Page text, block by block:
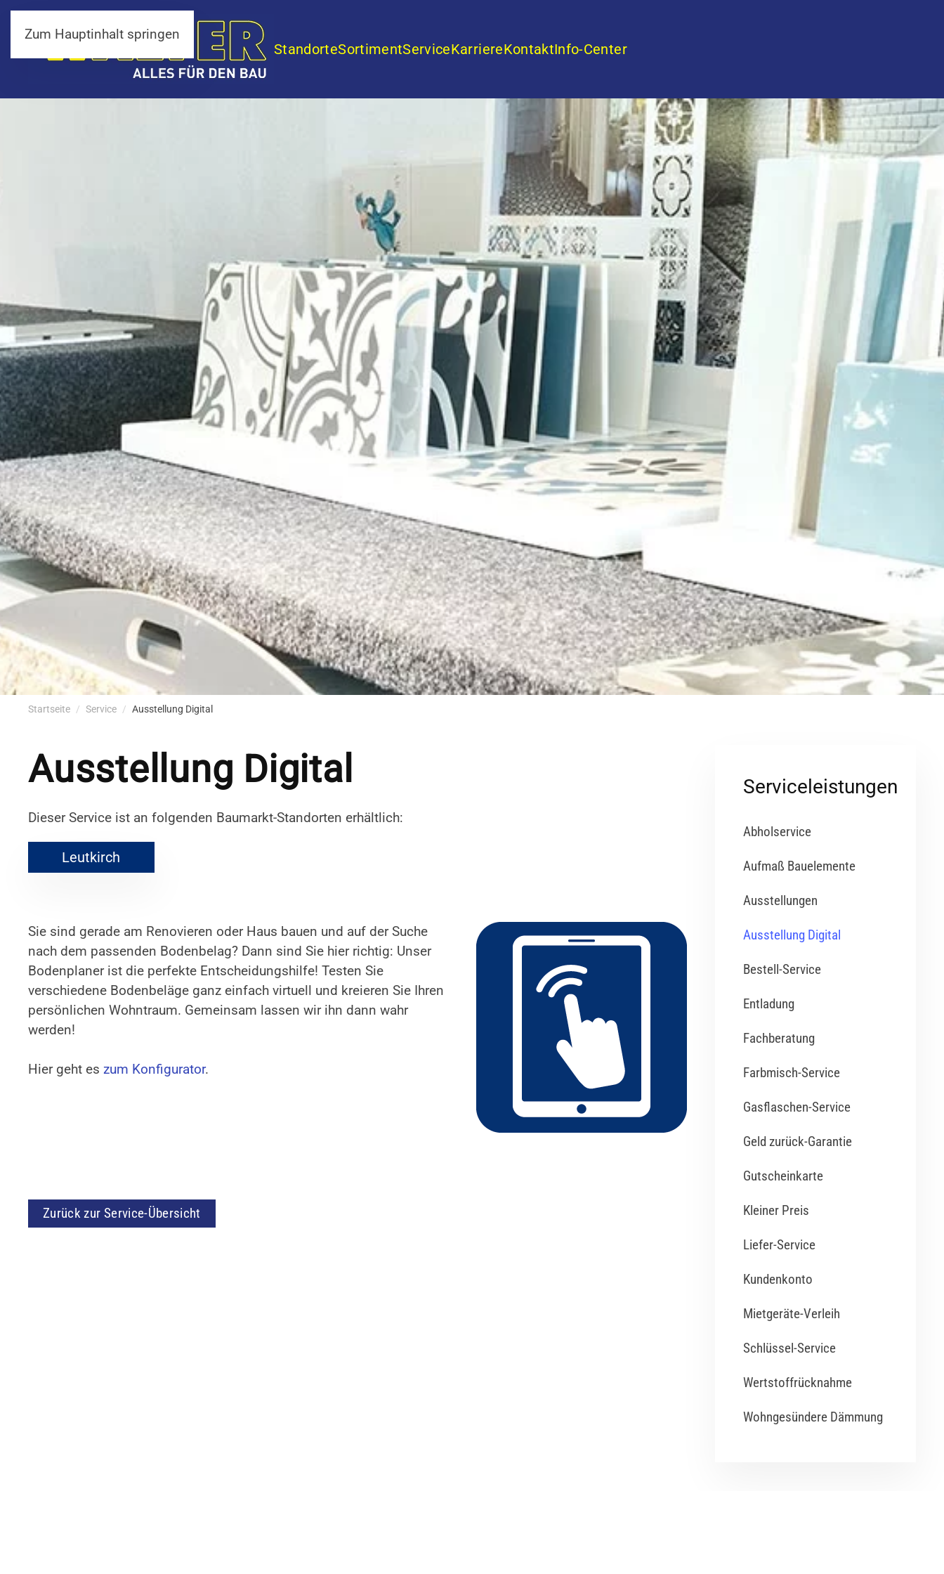
Zum Hauptinhalt springen
StandorteSortimentServiceKarriereKontaktInfo-Center
Startseite Service Ausstellung Digital
Ausstellung Digital
Dieser Service ist an folgenden Baumarkt-Standorten erhältlich:
Leutkirch
Sie sind gerade am Renovieren oder Haus bauen und auf der Suche
nach dem passenden Bodenbelag? Dann sind Sie hier richtig: Unser
Bodenplaner ist die perfekte Entscheidungshilfe! Testen Sie
verschiedene Bodenbeläge ganz einfach virtuell und kreieren Sie Ihren
persönlichen Wohntraum. Gemeinsam lassen wir ihn dann wahr
werden!
Hier geht es zum Konfigurator.
Zurück zur Service-Übersicht
Serviceleistungen
Abholservice
Aufmaß Bauelemente
Ausstellungen
Ausstellung Digital
Bestell-Service
Entladung
Fachberatung
Farbmisch-Service
Gasflaschen-Service
Geld zurück-Garantie
Gutscheinkarte
Kleiner Preis
Liefer-Service
Kundenkonto
Mietgeräte-Verleih
Schlüssel-Service
Wertstoffrücknahme
Wohngesündere Dämmung